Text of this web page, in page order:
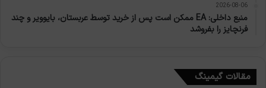
2026-08-06
منبع داخلی: EA ممکن است پس از خرید توسط عربستان، بایوویر و چند
فرنچایز را بفروشد
مقالات گیمینگ